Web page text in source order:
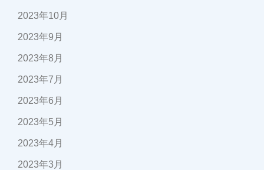
2023年10月
2023年9月
2023年8月
2023年7月
2023年6月
2023年5月
2023年4月
2023年3月